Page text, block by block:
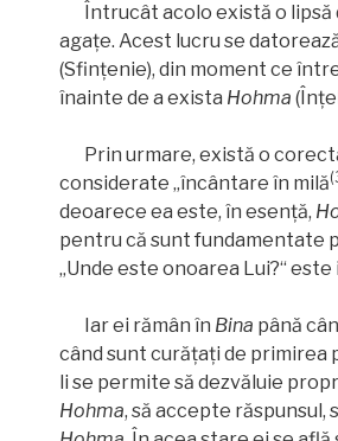
Întrucât acolo există o lipsă
agaţe. Acest lucru se
(Sfinţenie), din moment ce
înainte de a exista Hohma
Prin urmare, există o
considerate „încântare în milă(
deoarece ea este, în esenţă,
pentru că sunt fundamentate
„Unde este onoarea Lui?“
Iar ei rămân în Bina până
când sunt curăţaţi de primirea
li se permite să dezvăluie
Hohma, să accepte răspunsul,